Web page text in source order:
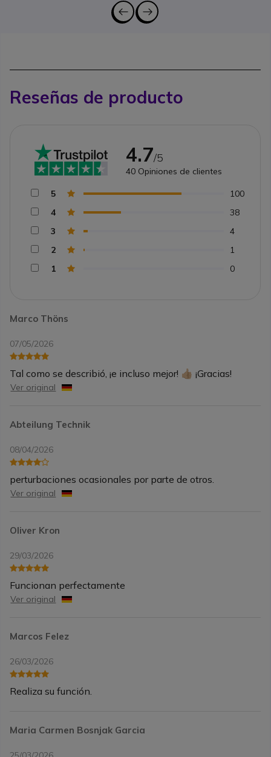
Reseñas de producto
Marco Thöns
07/05/2026
Tal como se describió, ¡e incluso mejor! 👍🏼 ¡Gracias!
Ver original
Abteilung Technik
08/04/2026
perturbaciones ocasionales por parte de otros.
Ver original
Oliver Kron
29/03/2026
Funcionan perfectamente
Ver original
Marcos Felez
26/03/2026
Realiza su función.
Maria Carmen Bosnjak Garcia
4.7/5
40 Opiniones de clientes
5
100
4
38
3
4
2
1
1
0